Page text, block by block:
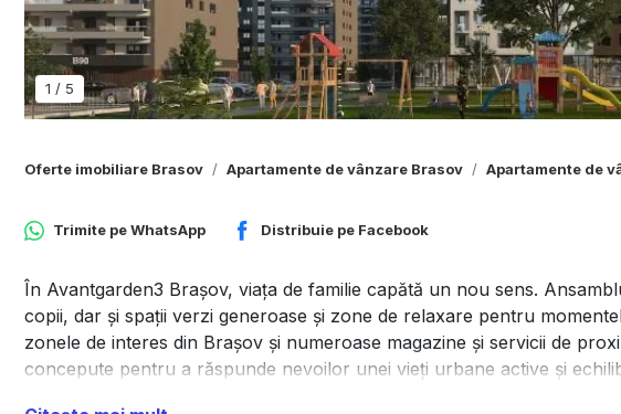
1 / 5
Oferte imobiliare Brasov Apartamente de vânzare Brasov Apartamente de
Trimite peWhatsApp Distribuie pe Facebook
În Avantgarden3 Brașov, viața de familie capătă un nou sens.
copii, dar și spații verzi generoase și zone de relaxare pentru
zonele de interes din Brașov și numeroase magazine și servicii de
concepute pentru a răspunde nevoilor unei vieți urbane active și